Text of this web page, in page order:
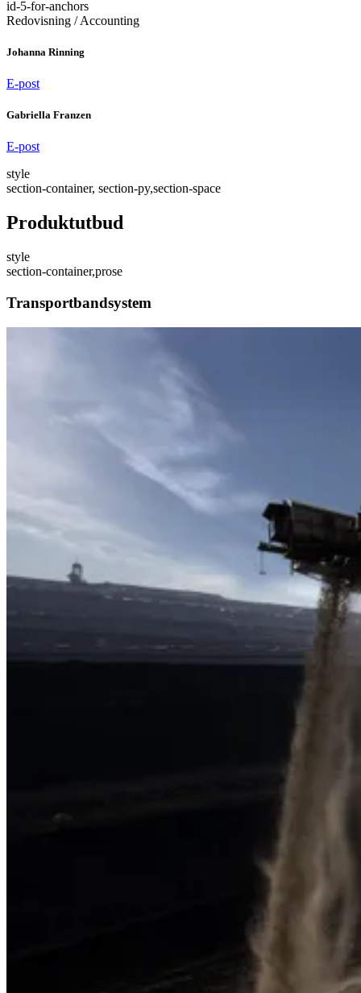
id-5-for-anchors
Redovisning / Accounting
Johanna Rinning
E-post
Gabriella Franzen
E-post
style
section-container, section-py,section-space
Produktutbud
style
section-container,prose
Transportbandsystem